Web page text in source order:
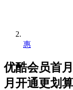
惠
优酷会员首
月开通更划算